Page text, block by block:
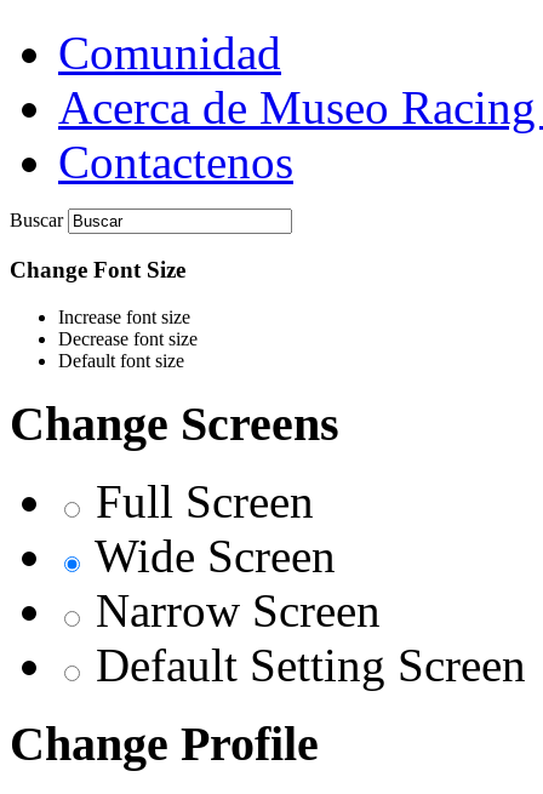
Comunidad
Acerca de Museo
Contactenos
Buscar
Change Font Size
Increase font size
Decrease font size
Default font size
Change Screens
Full Screen
Wide Screen
Narrow Screen
Default Setting Screen
Change Profile